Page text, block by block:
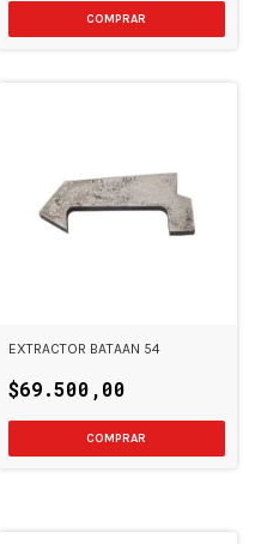
EXTRACTOR BATAAN 54
$69.500,00